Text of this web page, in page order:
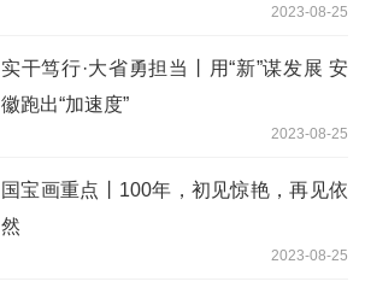
2023-08-25
实干笃行·大省勇担当丨用“新”谋发展 安
徽跑出“加速度”
2023-08-25
国宝画重点丨100年，初见惊艳，再见依
然
2023-08-25